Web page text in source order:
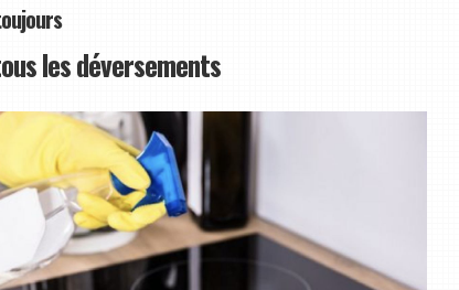
les déversements